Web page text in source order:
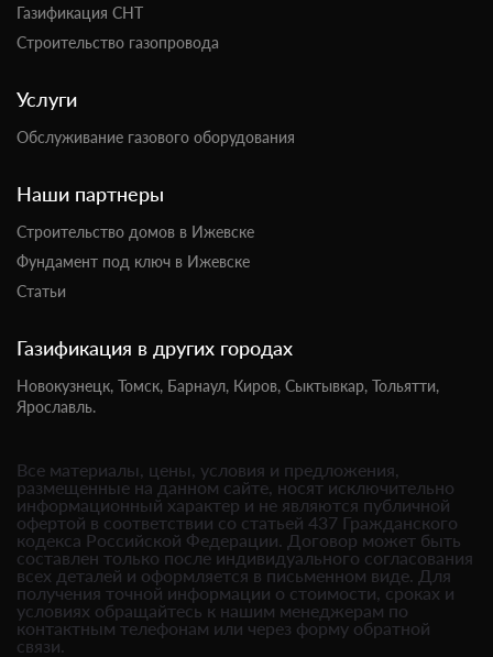
Газификация СНТ
Строительство газопровода
Услуги
Обслуживание газового оборудования
Наши партнеры
Строительство домов в Ижевске
Фундамент под ключ в Ижевске
Статьи
Газификация в других городах
Новокузнецк, Томск, Барнаул, Киров, Сыктывкар, Тольятти,
Ярославль.
Все материалы, цены, условия и предложения,
размещенные на данном сайте, носят исключительно
информационный характер и не являются публичной
офертой в соответствии со статьей 437 Гражданского
кодекса Российской Федерации. Договор может быть
составлен только после индивидуального согласования
всех деталей и оформляется в письменном виде. Для
получения точной информации о стоимости, сроках и
условиях обращайтесь к нашим менеджерам по
контактным телефонам или через форму обратной
связи.